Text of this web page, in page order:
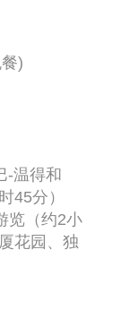
)
-温得和
45分）
览（约2小
花园、独
，尖拱与彩